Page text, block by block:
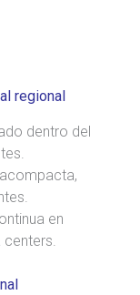
regional
dentro del
en